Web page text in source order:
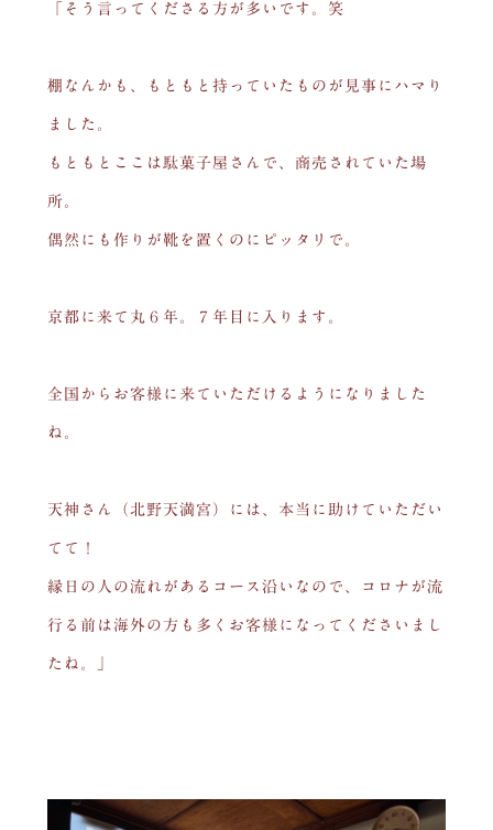
「そう言ってくださる方が多いです。笑
棚なんかも、もともと持っていたものが見事にハマり
ました。
もともとここは駄菓子屋さんで、商売されていた場
所。
偶然にも作りが靴を置くのにピッタリで。
京都に来て丸６年。７年目に入ります。
全国からお客様に来ていただけるようになりました
ね。
天神さん（北野天満宮）には、本当に助けていただい
てて！
縁日の人の流れがあるコース沿いなので、コロナが流
行る前は海外の方も多くお客様になってくださいまし
たね。」